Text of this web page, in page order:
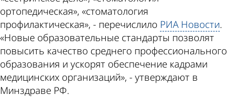
ортопедическая», «стоматология
профилактическая», - перечислило РИА Новости.
«Новые образовательные стандарты позволят
повысить качество среднего профессионального
образования и ускорят обеспечение кадрами
медицинских организаций», - утверждают в
Минздраве РФ.